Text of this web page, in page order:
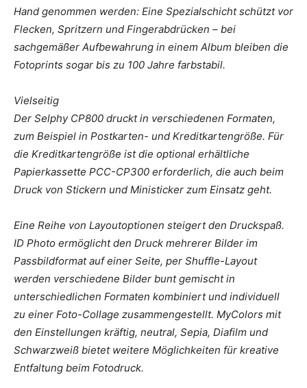
Hand genommen werden: Eine Spezialschicht schützt vor
Flecken, Spritzern und Fingerabdrücken – bei
sachgemäßer Aufbewahrung in einem Album bleiben die
Fotoprints sogar bis zu 100 Jahre farbstabil.
Vielseitig
Der Selphy CP800 druckt in verschiedenen Formaten,
zum Beispiel in Postkarten- und Kreditkartengröße. Für
die Kreditkartengröße ist die optional erhältliche
Papierkassette PCC-CP300 erforderlich, die auch beim
Druck von Stickern und Ministicker zum Einsatz geht.
Eine Reihe von Layoutoptionen steigert den Druckspaß.
ID Photo ermöglicht den Druck mehrerer Bilder im
Passbildformat auf einer Seite, per Shuffle-Layout
werden verschiedene Bilder bunt gemischt in
unterschiedlichen Formaten kombiniert und individuell
zu einer Foto-Collage zusammengestellt. MyColors mit
den Einstellungen kräftig, neutral, Sepia, Diafilm und
Schwarzweiß bietet weitere Möglichkeiten für kreative
Entfaltung beim Fotodruck.